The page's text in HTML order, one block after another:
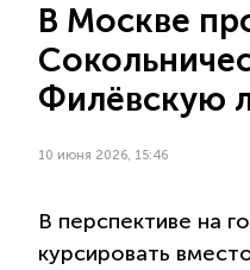
В Москве
Филёвскую
10 июня 2026, 15:46
В перспективе на
курсировать